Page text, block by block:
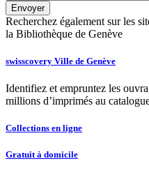
Recherchez également sur les
la Bibliothèque de Genève
swisscovery Ville de Genève
Identifiez et empruntez les
millions d’imprimés au
Collections en ligne
Gratuit à domicile